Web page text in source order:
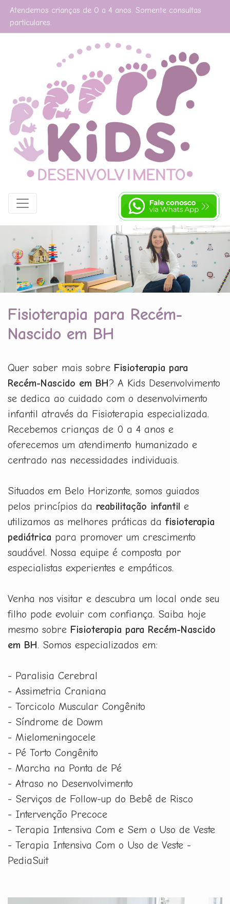
Atendemos crianças de 0 a 4 anos. Somente consultas
particulares.
Fisioterapia para Recém-
Nascido em BH
Quer saber mais sobre Fisioterapia para
Recém-Nascido em BH? A Kids Desenvolvimento
se dedica ao cuidado com o desenvolvimento
infantil através da Fisioterapia especializada.
Recebemos crianças de 0 a 4 anos e
oferecemos um atendimento humanizado e
centrado nas necessidades individuais.
Situados em Belo Horizonte, somos guiados
pelos princípios da reabilitação infantil e
utilizamos as melhores práticas da fisioterapia
pediátrica para promover um crescimento
saudável. Nossa equipe é composta por
especialistas experientes e empáticos.
Venha nos visitar e descubra um local onde seu
filho pode evoluir com confiança. Saiba hoje
mesmo sobre Fisioterapia para Recém-Nascido
em BH. Somos especializados em:
- Paralisia Cerebral
- Assimetria Craniana
- Torcicolo Muscular Congênito
- Síndrome de Dowm
- Mielomeningocele
- Pé Torto Congênito
- Marcha na Ponta de Pé
- Atraso no Desenvolvimento
- Serviços de Follow-up do Bebê de Risco
- Intervenção Precoce
- Terapia Intensiva Com e Sem o Uso de Veste
- Terapia Intensiva Com o Uso de Veste -
PediaSuit